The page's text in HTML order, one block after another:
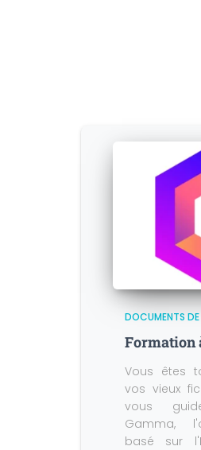
DOCUMENTS DE
Formation
Vous êtes
vos vieux
vous
Gamma,
basé sur